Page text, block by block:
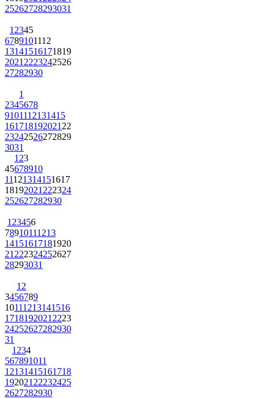
25262728293031
12345
6789101112
13141516171819
20212223242526
27282930
1
2345678
9101112131415
16171819202122
23242526272829
3031
123
45678910
11121314151617
18192021222324
252627282930
123456
78910111213
14151617181920
21222324252627
28293031
12
3456789
10111213141516
17181920212223
24252627282930
31
1234
567891011
12131415161718
19202122232425
2627282930